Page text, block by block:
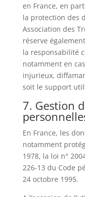
en France, en
la protection des
Association des
réserve
la responsabilité
notamment en
injurieux,
soit le support
7. Gestion
En France, les
notamment
1978, la loi n°
226-13 du Code
24 octobre 1995.